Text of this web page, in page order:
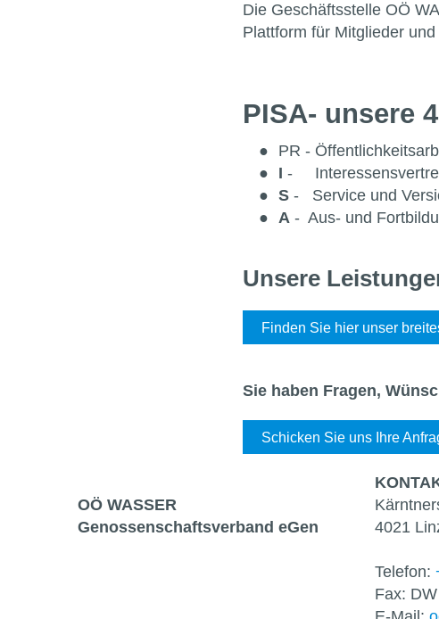
Die Geschäftsstelle OÖ
Plattform für Mitglieder
PISA- unsere
PR -
I -
S - Service und
A - Aus- und
Unsere
Finden Sie hier unser
Sie haben Fragen,
Schicken Sie uns Ihre
OÖ WASSER
Genossen­schaftsverband eGen
4021
Telefon:
Fax: